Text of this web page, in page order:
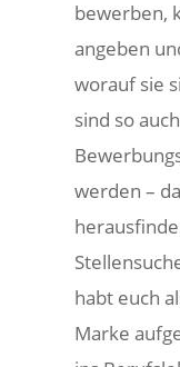
bewerben,
angeben
worauf sie
sind so
werden –
habt euch
Marke